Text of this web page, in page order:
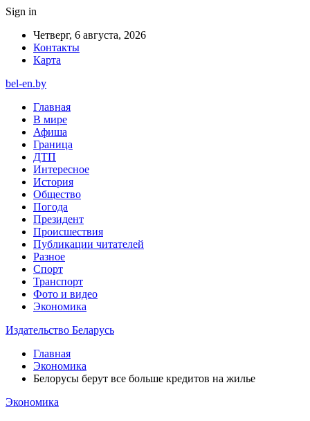
Sign in
Четверг, 6 августа, 2026
Контакты
Карта
bel-en.by
Главная
В мире
Афиша
Граница
ДТП
Интересное
История
Общество
Погода
Президент
Происшествия
Публикации читателей
Разное
Спорт
Транспорт
Фото и видео
Экономика
Издательство Беларусь
Главная
Экономика
Белорусы берут все больше кредитов на жилье
Экономика